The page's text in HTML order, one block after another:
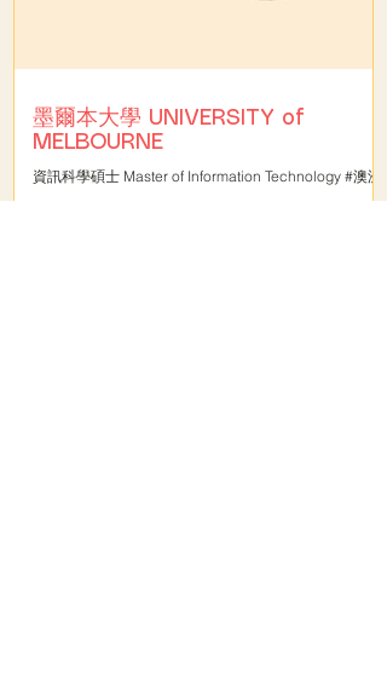
墨爾本大學 UNIVERSITY of
MELBOURNE
資訊科學碩士 Master of Information Technology #澳洲